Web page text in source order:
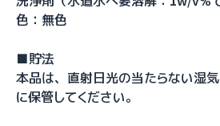
色：無色
■貯法
本品は、直射日光の当たらない湿
に保管してください。